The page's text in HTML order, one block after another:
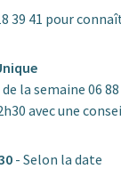
39 41 pour
la semaine 06 88
avec une
- Selon la date